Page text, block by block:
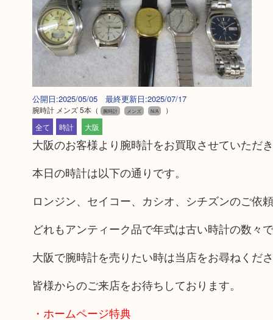
公開日:2025/05/05 最終更新日:2025/07/17
腕時計 メンズ 5本（ 腕時計 メンズ N/A
）
全て
時計 大阪
大阪のお客様より腕時計をお買取させていただ
本日の時計は以下の通りです。
ロンジン、セイコー、カシオ、シチズンのご依
どれもアンティーク品で年式は古い時計の数々
大阪で腕時計を売りたい時は当店をお尋ねくだ
皆様からのご来店をお待ちしております。
・ホームページ特典